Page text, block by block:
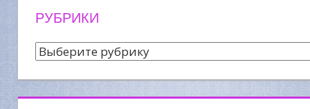
РУБРИКИ
Рубрики